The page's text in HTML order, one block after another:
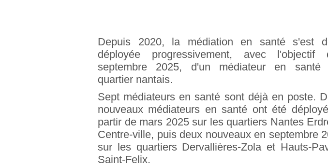
Depuis 2020, la médiation en santé s'est
déployée progressivement, avec l'objectif
septembre 2025, d'un médiateur en santé
quartier nantais.
Sept médiateurs en santé sont déjà en poste.
nouveaux médiateurs en santé ont été
partir de mars 2025 sur les quartiers Nantes
Centre-ville, puis deux nouveaux en septembre
sur les quartiers Dervallières-Zola et Hauts-
Saint-Felix.